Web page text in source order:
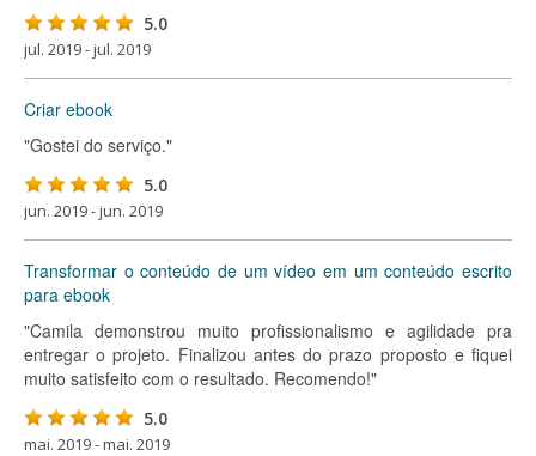
5.0
jul. 2019 - jul. 2019
Criar ebook
"Gostei do serviço."
5.0
jun. 2019 - jun. 2019
Transformar o conteúdo de um vídeo em um conteúdo escrito
para ebook
"Camila demonstrou muito profissionalismo e agilidade pra
entregar o projeto. Finalizou antes do prazo proposto e fiquei
muito satisfeito com o resultado. Recomendo!"
5.0
mai. 2019 - mai. 2019